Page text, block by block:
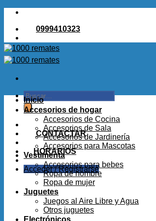
Saltar
contenido0999410323
Buscar
por:
CONTACTAR
HORARIOS
Acceder / Registrarse
Inicio
Accesorios de hogar
Accesorios de Cocina
Accesorios de Sala
Accesorios de Jardinería
Accesorios para Mascotas
Vestimenta
Accesorios para bebes
Ropa de hombre
Ropa de mujer
Juguetes
Juegos al Aire Libre y Agua
Otros juguetes
Electrónicos